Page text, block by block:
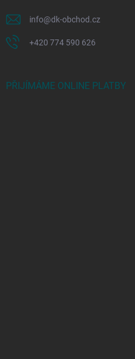
info@dk-obchod.cz
+420 774 590 626
PŘIJÍMÁME ONLINE PLATBY